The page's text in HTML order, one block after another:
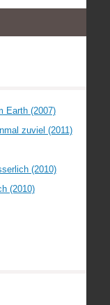
Earth (2007)
zuviel (2011)
(2010)
(2010)